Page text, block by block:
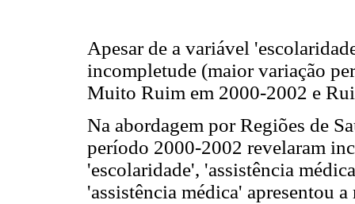
Apesar de a variável
incompletude (maior variação
Muito Ruim em 2000-2002 e
Na abordagem por Regiões de
período 2000-2002 revelaram
'escolaridade', 'assistência
'assistência médica' apresentou